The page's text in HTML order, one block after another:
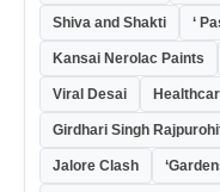
Shiva and Shakti ‘
Kansai Nerolac Paints
Viral Desai
Girdhari Singh
Jalore Clash